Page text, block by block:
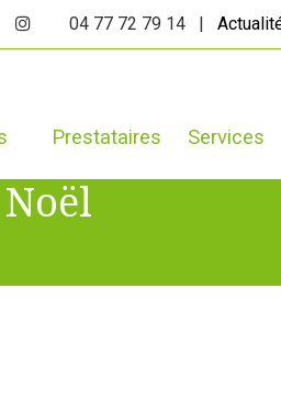
04 77 72 79 14 |
Prestataires Services